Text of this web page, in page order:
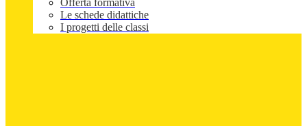
Offerta formativa
Le schede didattiche
I progetti delle classi